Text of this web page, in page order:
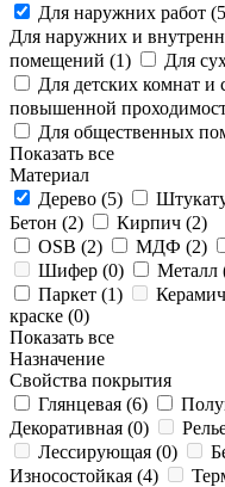
Для наружних работ (5
Для наружних и
помещений (1) Для
Для детских комнат и
повышенной
Для общественных
Показать все
Материал
Дерево (5)
Бетон (2) Кирпич (2)
OSB (2) МДФ (2)
Шифер (0) Металл
Паркет (1)
краске (0)
Показать все
Назначение
Свойства покрытия
Глянцевая (6)
Декоративная (0)
Лессирующая (0)
Износостойкая (4)